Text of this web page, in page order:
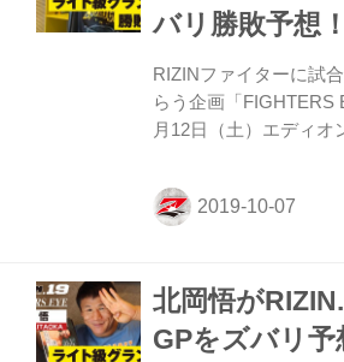
連情報 ≫ 大会情報・
イト級...
バリ勝敗予想！
RIZINファイターに試
らう企画「FIGHTERS
月12日（土）エディオ
はなんと出場する選手
たぞ！ “ファベーラの
ケット ≫ 対戦カード
動画(YouTube) ≫
ターによる試合予想 ≫
北岡悟が
GPをズバリ予